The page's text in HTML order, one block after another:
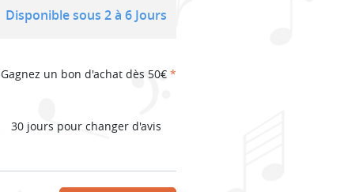
Disponible sous 2 à 6 Jours
Gagnez un bon d'achat dès 50€ *
30 jours pour changer d'avis